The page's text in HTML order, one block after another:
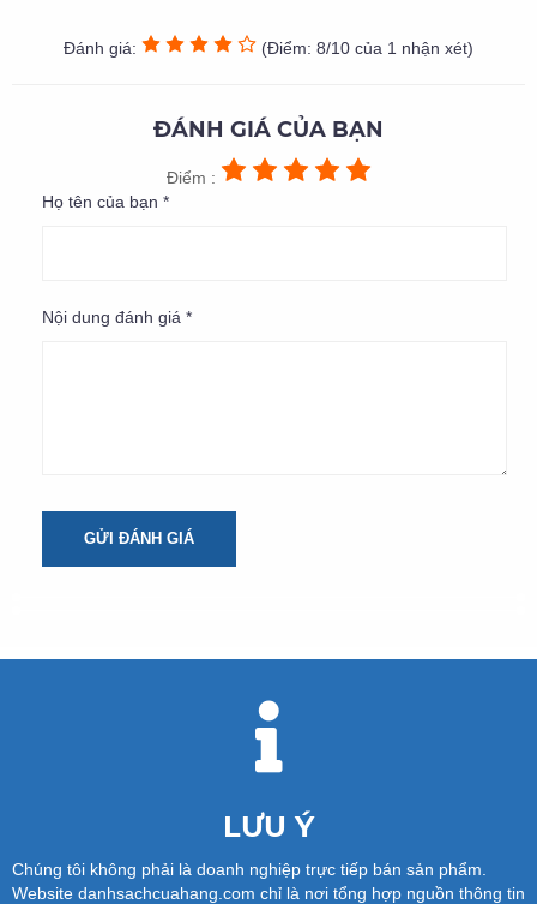
Đánh giá: (Điểm: 8/10 của 1 nhận xét)
ĐÁNH GIÁ CỦA BẠN
Điểm :
Họ tên của bạn *
Nội dung đánh giá *
GỬI ĐÁNH GIÁ
LƯU Ý
Chúng tôi không phải là doanh nghiệp trực tiếp bán sản phẩm.
Website danhsachcuahang.com chỉ là nơi tổng hợp nguồn thông tin